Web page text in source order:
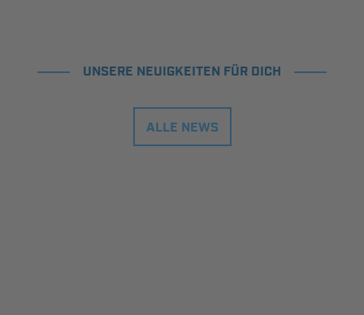
UNSERE NEUIGKEITEN FÜR DICH
ALLE NEWS